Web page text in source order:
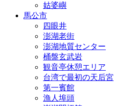
姑婆嶼
馬公市
四眼井
澎湖老街
澎湖地質センター
桶盤玄武岩
観音亭休憩エリア
台湾で最初の天后宮
第一賓館
漁人埠頭